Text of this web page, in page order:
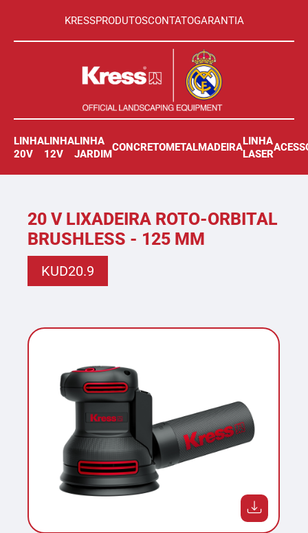
KRESSPRODUTOSCONTATOGARANTIA
LINHA
20V
LINHA
12V
LINHA
JARDIM
CONCRETOMETALMADEIRA
LINHA
LASER
20 V LIXADEIRA ROTO-ORBITAL
BRUSHLESS - 125 MM
KUD20.9